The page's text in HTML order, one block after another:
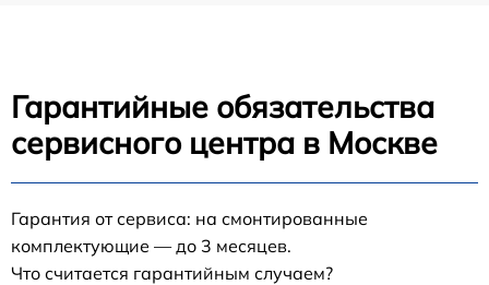
Гарантийные обязательства
сервисного центра в Москве
Гарантия от сервиса: на смонтированные
комплектующие — до 3 месяцев.
Что считается гарантийным случаем?